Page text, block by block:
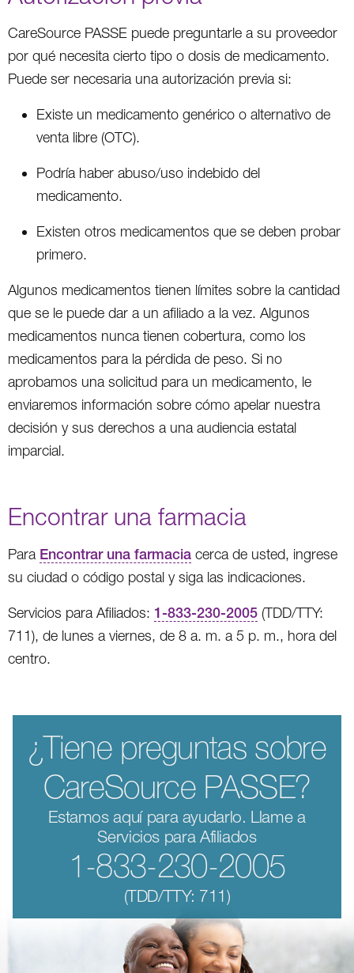
CareSource PASSE puede preguntarle a su proveedor
por qué necesita cierto tipo o dosis de medicamento.
Puede ser necesaria una autorización previa si:
Existe un medicamento genérico o alternativo de
venta libre (OTC).
Podría haber abuso/uso indebido del
medicamento.
Existen otros medicamentos que se deben probar
primero.
Algunos medicamentos tienen límites sobre la cantidad
que se le puede dar a un afiliado a la vez. Algunos
medicamentos nunca tienen cobertura, como los
medicamentos para la pérdida de peso. Si no
aprobamos una solicitud para un medicamento, le
enviaremos información sobre cómo apelar nuestra
decisión y sus derechos a una audiencia estatal
imparcial.
Encontrar una farmacia
Para Encontrar una farmacia cerca de usted, ingrese
su ciudad o código postal y siga las indicaciones.
Servicios para Afiliados: 1-833-230-2005 (TDD/TTY:
711), de lunes a viernes, de 8 a. m. a 5 p. m., hora del
centro.
¿Tiene preguntas sobre
CareSource PASSE?
Estamos aquí para ayudarlo. Llame a
Servicios para Afiliados
1-833-230-2005
(TDD/TTY: 711)